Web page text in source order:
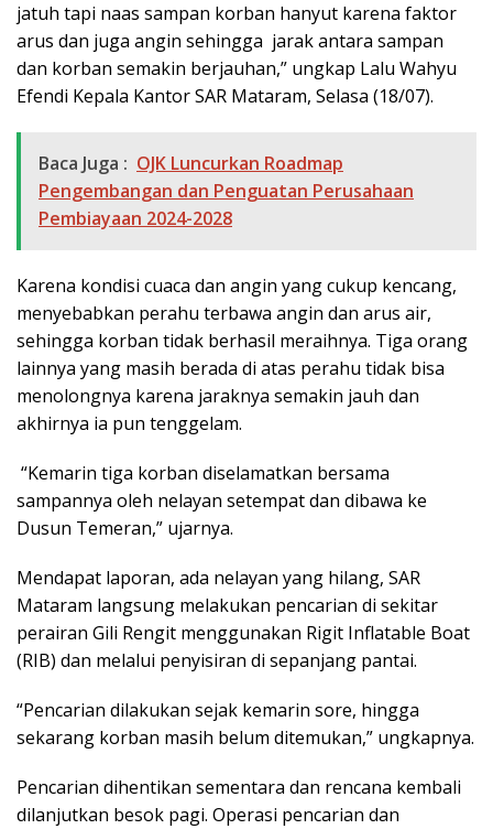
jatuh tapi naas sampan korban hanyut karena faktor
arus dan juga angin sehingga jarak antara sampan
dan korban semakin berjauhan,” ungkap Lalu Wahyu
Efendi Kepala Kantor SAR Mataram, Selasa (18/07).
Baca Juga : OJK Luncurkan Roadmap
Pengembangan dan Penguatan Perusahaan
Pembiayaan 2024-2028
Karena kondisi cuaca dan angin yang cukup kencang,
menyebabkan perahu terbawa angin dan arus air,
sehingga korban tidak berhasil meraihnya. Tiga orang
lainnya yang masih berada di atas perahu tidak bisa
menolongnya karena jaraknya semakin jauh dan
akhirnya ia pun tenggelam.
“Kemarin tiga korban diselamatkan bersama
sampannya oleh nelayan setempat dan dibawa ke
Dusun Temeran,” ujarnya.
Mendapat laporan, ada nelayan yang hilang, SAR
Mataram langsung melakukan pencarian di sekitar
perairan Gili Rengit menggunakan Rigit Inflatable Boat
(RIB) dan melalui penyisiran di sepanjang pantai.
“Pencarian dilakukan sejak kemarin sore, hingga
sekarang korban masih belum ditemukan,” ungkapnya.
Pencarian dihentikan sementara dan rencana kembali
dilanjutkan besok pagi. Operasi pencarian dan